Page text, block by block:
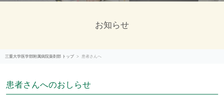
お知らせ
三重大学医学部附属病院薬剤部 トップ 患者さんへ
患者さんへのおしらせ